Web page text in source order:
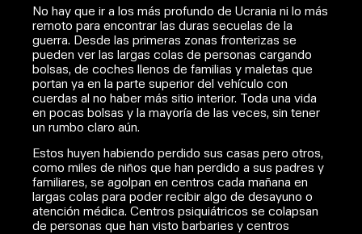
No hay que ir a los más profundo de Ucrania ni lo más
remoto para encontrar las duras secuelas de la
guerra. Desde las primeras zonas fronterizas se
pueden ver las largas colas de personas cargando
bolsas, de coches llenos de familias y maletas que
portan ya en la parte superior del vehículo con
cuerdas al no haber más sitio interior. Toda una vida
en pocas bolsas y la mayoría de las veces, sin tener
un rumbo claro aún.
Estos huyen habiendo perdido sus casas pero otros,
como miles de niños que han perdido a sus padres y
familiares, se agolpan en centros cada mañana en
largas colas para poder recibir algo de desayuno o
atención médica. Centros psiquiátricos se colapsan
de personas que han visto barbaries y centros